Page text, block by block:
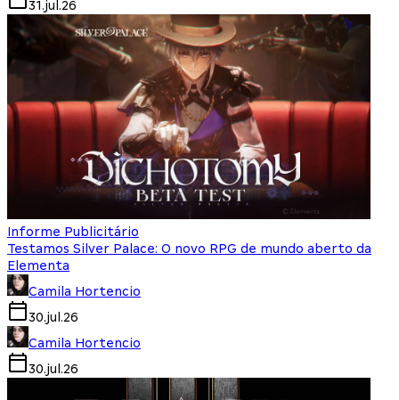
31.jul.26
Informe Publicitário
Testamos Silver Palace: O novo RPG de mundo aberto da
Elementa
Camila Hortencio
30.jul.26
Camila Hortencio
30.jul.26